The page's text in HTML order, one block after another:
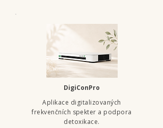
DigiConPro
Aplikace digitalizovaných
frekvenčních spekter a podpora
detoxikace.